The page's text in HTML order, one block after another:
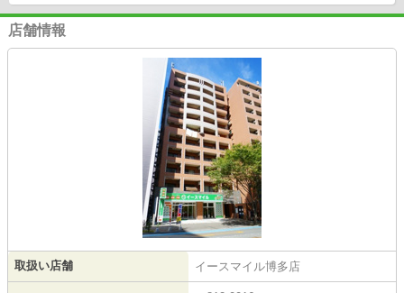
店舗情報
取扱い店舗 イースマイル博多店